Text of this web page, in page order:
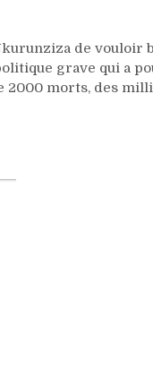
de vouloir
grave qui a
2000 morts, des